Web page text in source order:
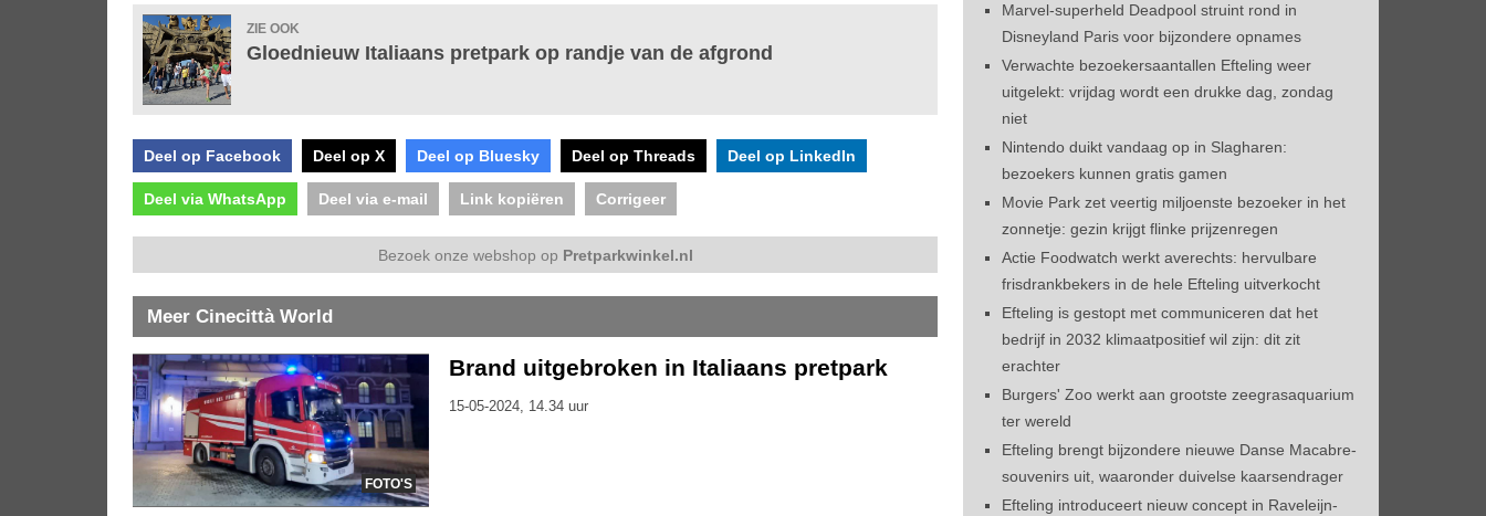
ZIE OOK
Gloednieuw Italiaans pretpark op randje van de afgrond
Deel op Facebook Deel op X Deel op Bluesky Deel op Threads Deel op LinkedIn
Deel via WhatsApp Deel via e-mail Link kopiëren Corrigeer
Bezoek onze webshop op Pretparkwinkel.nl
Meer Cinecittà World
FOTO'S
Brand uitgebroken in Italiaans pretpark
15-05-2024, 14.34 uur
Marvel-superheld Deadpool struint rond in
Disneyland Paris voor bijzondere opnames
Verwachte bezoekersaantallen Efteling weer
uitgelekt: vrijdag wordt een drukke dag, zondag
niet
Nintendo duikt vandaag op in Slagharen:
bezoekers kunnen gratis gamen
Movie Park zet veertig miljoenste bezoeker in het
zonnetje: gezin krijgt flinke prijzenregen
Actie Foodwatch werkt averechts: hervulbare
frisdrankbekers in de hele Efteling uitverkocht
Efteling is gestopt met communiceren dat het
bedrijf in 2032 klimaatpositief wil zijn: dit zit
erachter
Burgers' Zoo werkt aan grootste zeegrasaquarium
ter wereld
Efteling brengt bijzondere nieuwe Danse Macabre-
souvenirs uit, waaronder duivelse kaarsendrager
Efteling introduceert nieuw concept in Raveleijn-